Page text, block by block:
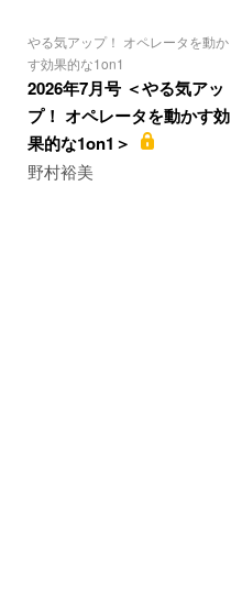
やる気アップ！ オペレータを動か
す効果的な1on1
2026年7月号 ＜やる気アッ
プ！ オペレータを動かす効
果的な1on1＞
野村裕美